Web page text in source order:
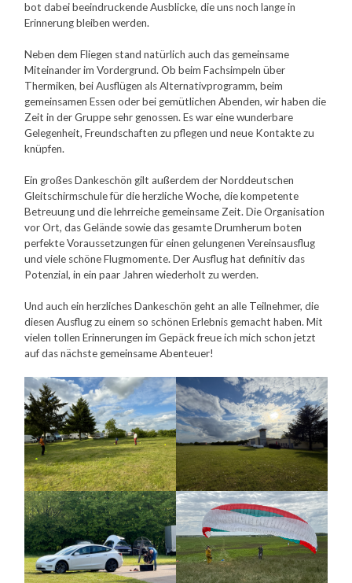
bot dabei beeindruckende Ausblicke, die uns noch lange in
Erinnerung bleiben werden.
Neben dem Fliegen stand natürlich auch das gemeinsame
Miteinander im Vordergrund. Ob beim Fachsimpeln über
Thermiken, bei Ausflügen als Alternativprogramm, beim
gemeinsamen Essen oder bei gemütlichen Abenden, wir haben die
Zeit in der Gruppe sehr genossen. Es war eine wunderbare
Gelegenheit, Freundschaften zu pflegen und neue Kontakte zu
knüpfen.
Ein großes Dankeschön gilt außerdem der Norddeutschen
Gleitschirmschule für die herzliche Woche, die kompetente
Betreuung und die lehrreiche gemeinsame Zeit. Die Organisation
vor Ort, das Gelände sowie das gesamte Drumherum boten
perfekte Voraussetzungen für einen gelungenen Vereinsausflug
und viele schöne Flugmomente. Der Ausflug hat definitiv das
Potenzial, in ein paar Jahren wiederholt zu werden.
Und auch ein herzliches Dankeschön geht an alle Teilnehmer, die
diesen Ausflug zu einem so schönen Erlebnis gemacht haben. Mit
vielen tollen Erinnerungen im Gepäck freue ich mich schon jetzt
auf das nächste gemeinsame Abenteuer!